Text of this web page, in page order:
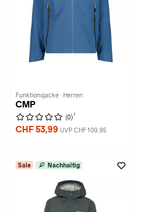
Funktionsjacke · Herren
CMP
(0) 1
CHF 53,99 UVP CHF 109,95
Sale Nachhaltig